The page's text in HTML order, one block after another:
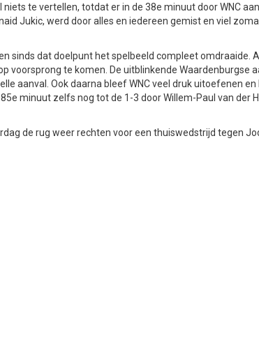
te vertellen, totdat er in de 38e minuut door WNC
Jukic, werd door alles en iedereen gemist en viel
sinds dat doelpunt het spelbeeld compleet omdraaide.
voorsprong te komen. De uitblinkende Waardenburgse
aanval. Ook daarna bleef WNC veel druk uitoefenen
minuut zelfs nog tot de 1-3 door Willem-Paul van der
de rug weer rechten voor een thuiswedstrijd tegen